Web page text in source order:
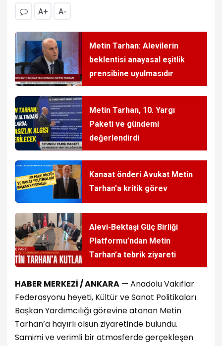
A+ A-
Metin Tarhan: Alevilerin
beklentisi anayasal eşitlik
prensibine uyulmasıdır
Metin Tarhan, 10. Yargı
Paketi ve gündemi
değerlendirdi
Kanaat önderi Avukat Metin
Tarhan'a kritik görev
Alevi-Bektaşi Güç Birliği
Platformu’ndan Metin
Tarhan’a tebrik ziyareti
HABER MERKEZİ / ANKARA — Anadolu Vakıflar
Federasyonu heyeti, Kültür ve Sanat Politikaları
Başkan Yardımcılığı görevine atanan Metin
Tarhan’a hayırlı olsun ziyaretinde bulundu.
Samimi ve verimli bir atmosferde gerçekleşen